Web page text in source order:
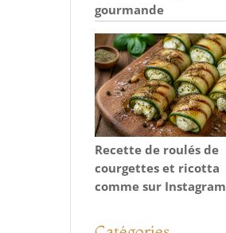
gourmande
Recette de roulés de
courgettes et ricotta
comme sur Instagram